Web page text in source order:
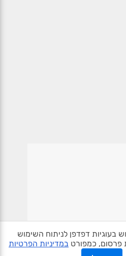
בעוגיות דפדפן לניתוח השימוש
פרסום, כמפורט במדיניות הפרטיות
שימוש צור קשר בעלי אתרים